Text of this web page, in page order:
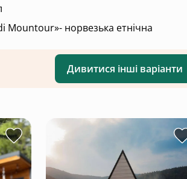
Mountour»- норвезька етнічна
Дивитися інші варіанти